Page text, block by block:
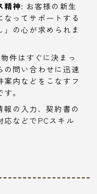
精神: お客様の新生
なってサポートする
の心が求められま
件はすぐに決まっ
の問い合わせに迅速
案内などをこなすフ
。
報の入力、契約書の
応などでPCスキル